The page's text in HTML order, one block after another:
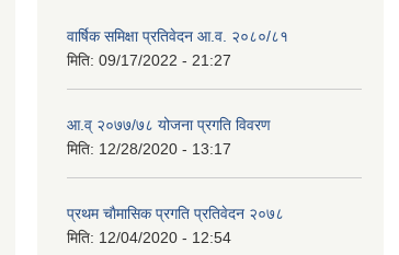
वार्षिक समिक्षा प्रतिवेदन आ.व. २०८०/८१
मिति: 09/17/2022 - 21:27
आ.व् २०७७/७८ योजना प्रगति विवरण
मिति: 12/28/2020 - 13:17
प्रथम चाैमासिक प्रगति प्रतिवेदन २०७८
मिति: 12/04/2020 - 12:54